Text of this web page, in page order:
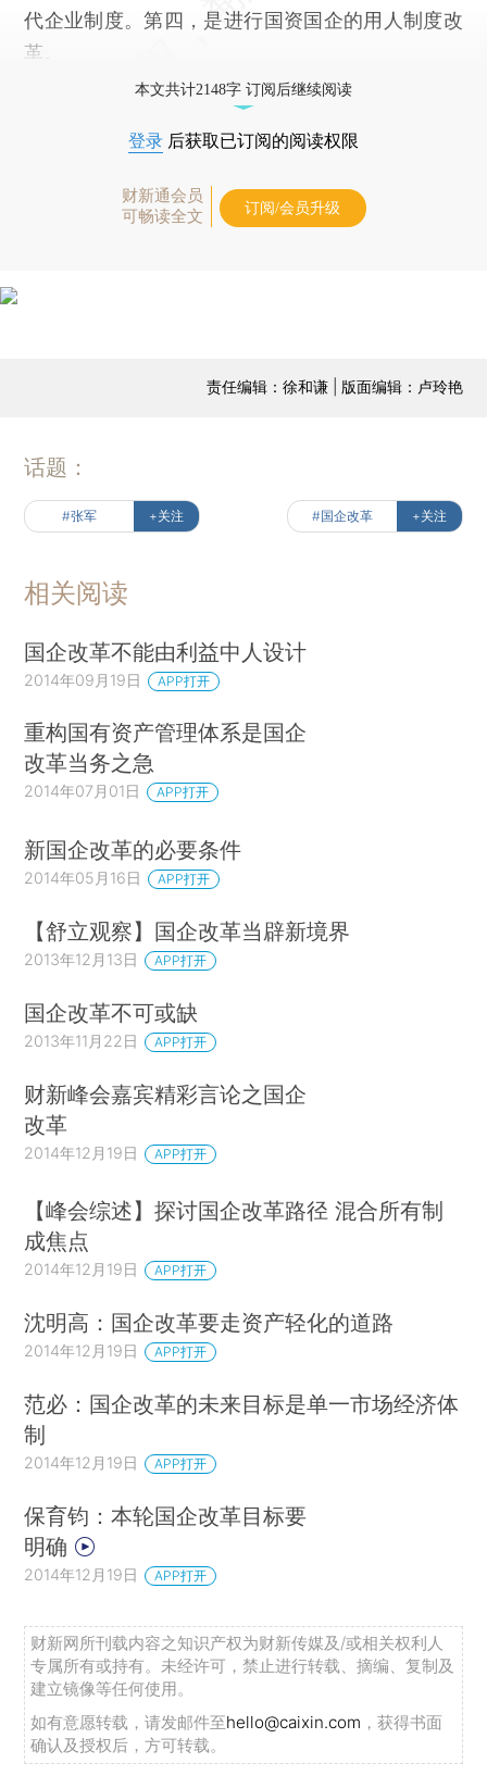
代企业制度。第四，是进行国资国企的用人制度改
革。
本文共计2148字 订阅后继续阅读
登录 后获取已订阅的阅读权限
财新通会员
可畅读全文
订阅/会员升级
责任编辑：徐和谦 | 版面编辑：卢玲艳
话题：
#张军 +关注 #国企改革 +关注
相关阅读
国企改革不能由利益中人设计
2014年09月19日 APP打开
重构国有资产管理体系是国企
改革当务之急
2014年07月01日 APP打开
新国企改革的必要条件
2014年05月16日 APP打开
【舒立观察】国企改革当辟新境界
2013年12月13日 APP打开
国企改革不可或缺
2013年11月22日 APP打开
财新峰会嘉宾精彩言论之国企
改革
2014年12月19日 APP打开
【峰会综述】探讨国企改革路径 混合所有制
成焦点
2014年12月19日 APP打开
沈明高：国企改革要走资产轻化的道路
2014年12月19日 APP打开
范必：国企改革的未来目标是单一市场经济体
制
2014年12月19日 APP打开
保育钧：本轮国企改革目标要
明确
2014年12月19日 APP打开
财新网所刊载内容之知识产权为财新传媒及/或相关权利人
专属所有或持有。未经许可，禁止进行转载、摘编、复制及
建立镜像等任何使用。
如有意愿转载，请发邮件至hello@caixin.com ，获得书面
确认及授权后，方可转载。